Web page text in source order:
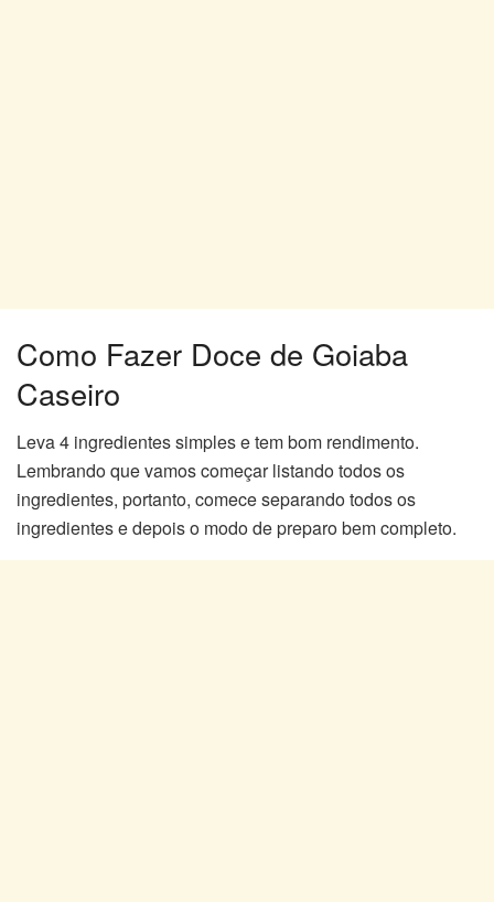
Como Fazer Doce de Goiaba
Caseiro
Leva 4 ingredientes simples e tem bom rendimento.
Lembrando que vamos começar listando todos os
ingredientes, portanto, comece separando todos os
ingredientes e depois o modo de preparo bem completo.